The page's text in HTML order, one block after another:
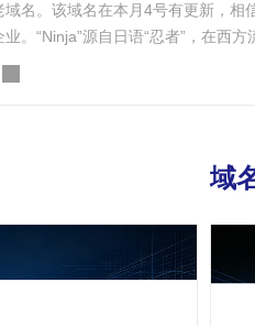
域名。该域名在本月4号有更新，
。“Ninja”源自日语“忍者”，在西
家收购该域名符合公司所属业务属
域